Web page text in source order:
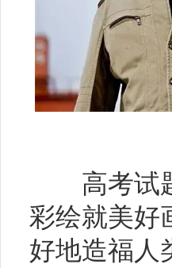
高考试题
彩绘就美好
好地造福人